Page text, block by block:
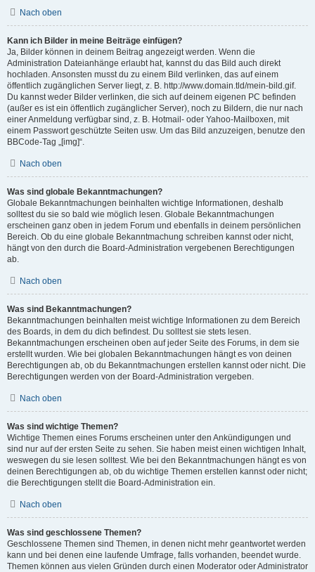
Nach oben
Kann ich Bilder in meine Beiträge einfügen?
Ja, Bilder können in deinem Beitrag angezeigt werden. Wenn die
Administration Dateianhänge erlaubt hat, kannst du das Bild auch direkt
hochladen. Ansonsten musst du zu einem Bild verlinken, das auf einem
öffentlich zugänglichen Server liegt, z. B. http://www.domain.tld/mein-bild.gif.
Du kannst weder Bilder verlinken, die sich auf deinem eigenen PC befinden
(außer es ist ein öffentlich zugänglicher Server), noch zu Bildern, die nur nach
einer Anmeldung verfügbar sind, z. B. Hotmail- oder Yahoo-Mailboxen, mit
einem Passwort geschützte Seiten usw. Um das Bild anzuzeigen, benutze den
BBCode-Tag „[img]“.
Nach oben
Was sind globale Bekanntmachungen?
Globale Bekanntmachungen beinhalten wichtige Informationen, deshalb
solltest du sie so bald wie möglich lesen. Globale Bekanntmachungen
erscheinen ganz oben in jedem Forum und ebenfalls in deinem persönlichen
Bereich. Ob du eine globale Bekanntmachung schreiben kannst oder nicht,
hängt von den durch die Board-Administration vergebenen Berechtigungen
ab.
Nach oben
Was sind Bekanntmachungen?
Bekanntmachungen beinhalten meist wichtige Informationen zu dem Bereich
des Boards, in dem du dich befindest. Du solltest sie stets lesen.
Bekanntmachungen erscheinen oben auf jeder Seite des Forums, in dem sie
erstellt wurden. Wie bei globalen Bekanntmachungen hängt es von deinen
Berechtigungen ab, ob du Bekanntmachungen erstellen kannst oder nicht. Die
Berechtigungen werden von der Board-Administration vergeben.
Nach oben
Was sind wichtige Themen?
Wichtige Themen eines Forums erscheinen unter den Ankündigungen und
sind nur auf der ersten Seite zu sehen. Sie haben meist einen wichtigen Inhalt,
weswegen du sie lesen solltest. Wie bei den Bekanntmachungen hängt es von
deinen Berechtigungen ab, ob du wichtige Themen erstellen kannst oder nicht;
die Berechtigungen stellt die Board-Administration ein.
Nach oben
Was sind geschlossene Themen?
Geschlossene Themen sind Themen, in denen nicht mehr geantwortet werden
kann und bei denen eine laufende Umfrage, falls vorhanden, beendet wurde.
Themen können aus vielen Gründen durch einen Moderator oder Administrator